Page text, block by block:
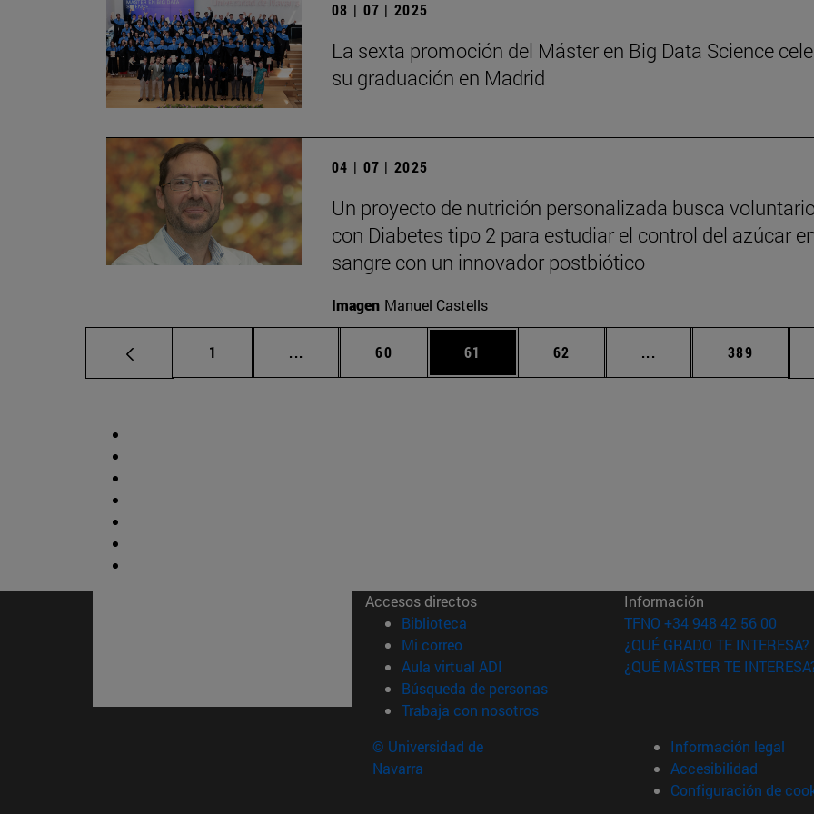
08 | 07 | 2025
La sexta promoción del Máster en Big Data Science
su graduación en Madrid
04 | 07 | 2025
Un proyecto de nutrición personalizada busca
con Diabetes tipo 2 para estudiar el control del azúcar
sangre con un innovador postbiótico
Imagen Manuel Castells
Página
1 ... Páginas intermedias Use TAB para desplazarse.
Página
60 Página
61 Página
62 ... Páginas intermedias
Página
389
Accesos directos
Biblioteca (abre en nueva ventana)
Mi correo(abre en nueva ventana)
Aula virtual ADI (abre en nueva ventana)
Búsqueda de personas(abre en nueva ventana)
Trabaja con nosotros(abre en nueva ventana)
Información
TFNO +34 948 42 56 00
¿QUÉ GRADO TE INTERESA?
¿QUÉ MÁSTER TE
© Universidad de
Navarra
Información legal
Accesibilidad
Configuración de